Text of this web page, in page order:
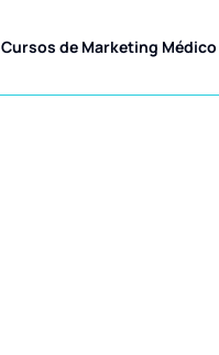
Cursos de Marketing Médico